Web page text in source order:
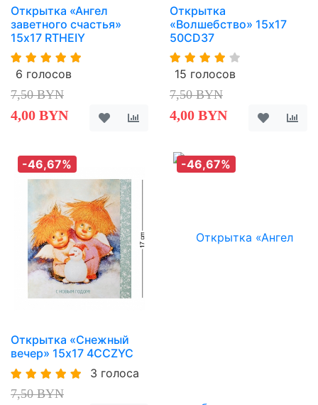
Открытка «Ангел
заветного счастья»
15х17 RTHEIY
6 голосов
7,50 BYN
4,00 BYN
Открытка
«Волшебство» 15х17
50CD37
15 голосов
7,50 BYN
4,00 BYN
-46,67%
Открытка «Снежный
вечер» 15х17 4CCZYC
3 голоса
7,50 BYN
-46,67%